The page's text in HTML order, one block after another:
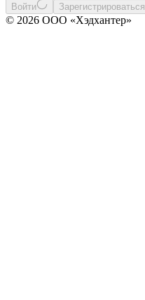
Войти Зарегистрироваться
© 2026 ООО «Хэдхантер»